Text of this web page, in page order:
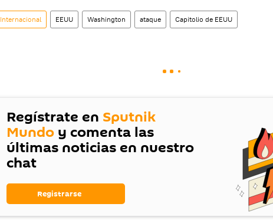
Internacional EEUU Washington ataque Capitolio de EEUU
Regístrate en Sputnik
Mundo y comenta las
últimas noticias en nuestro
chat
Registrarse